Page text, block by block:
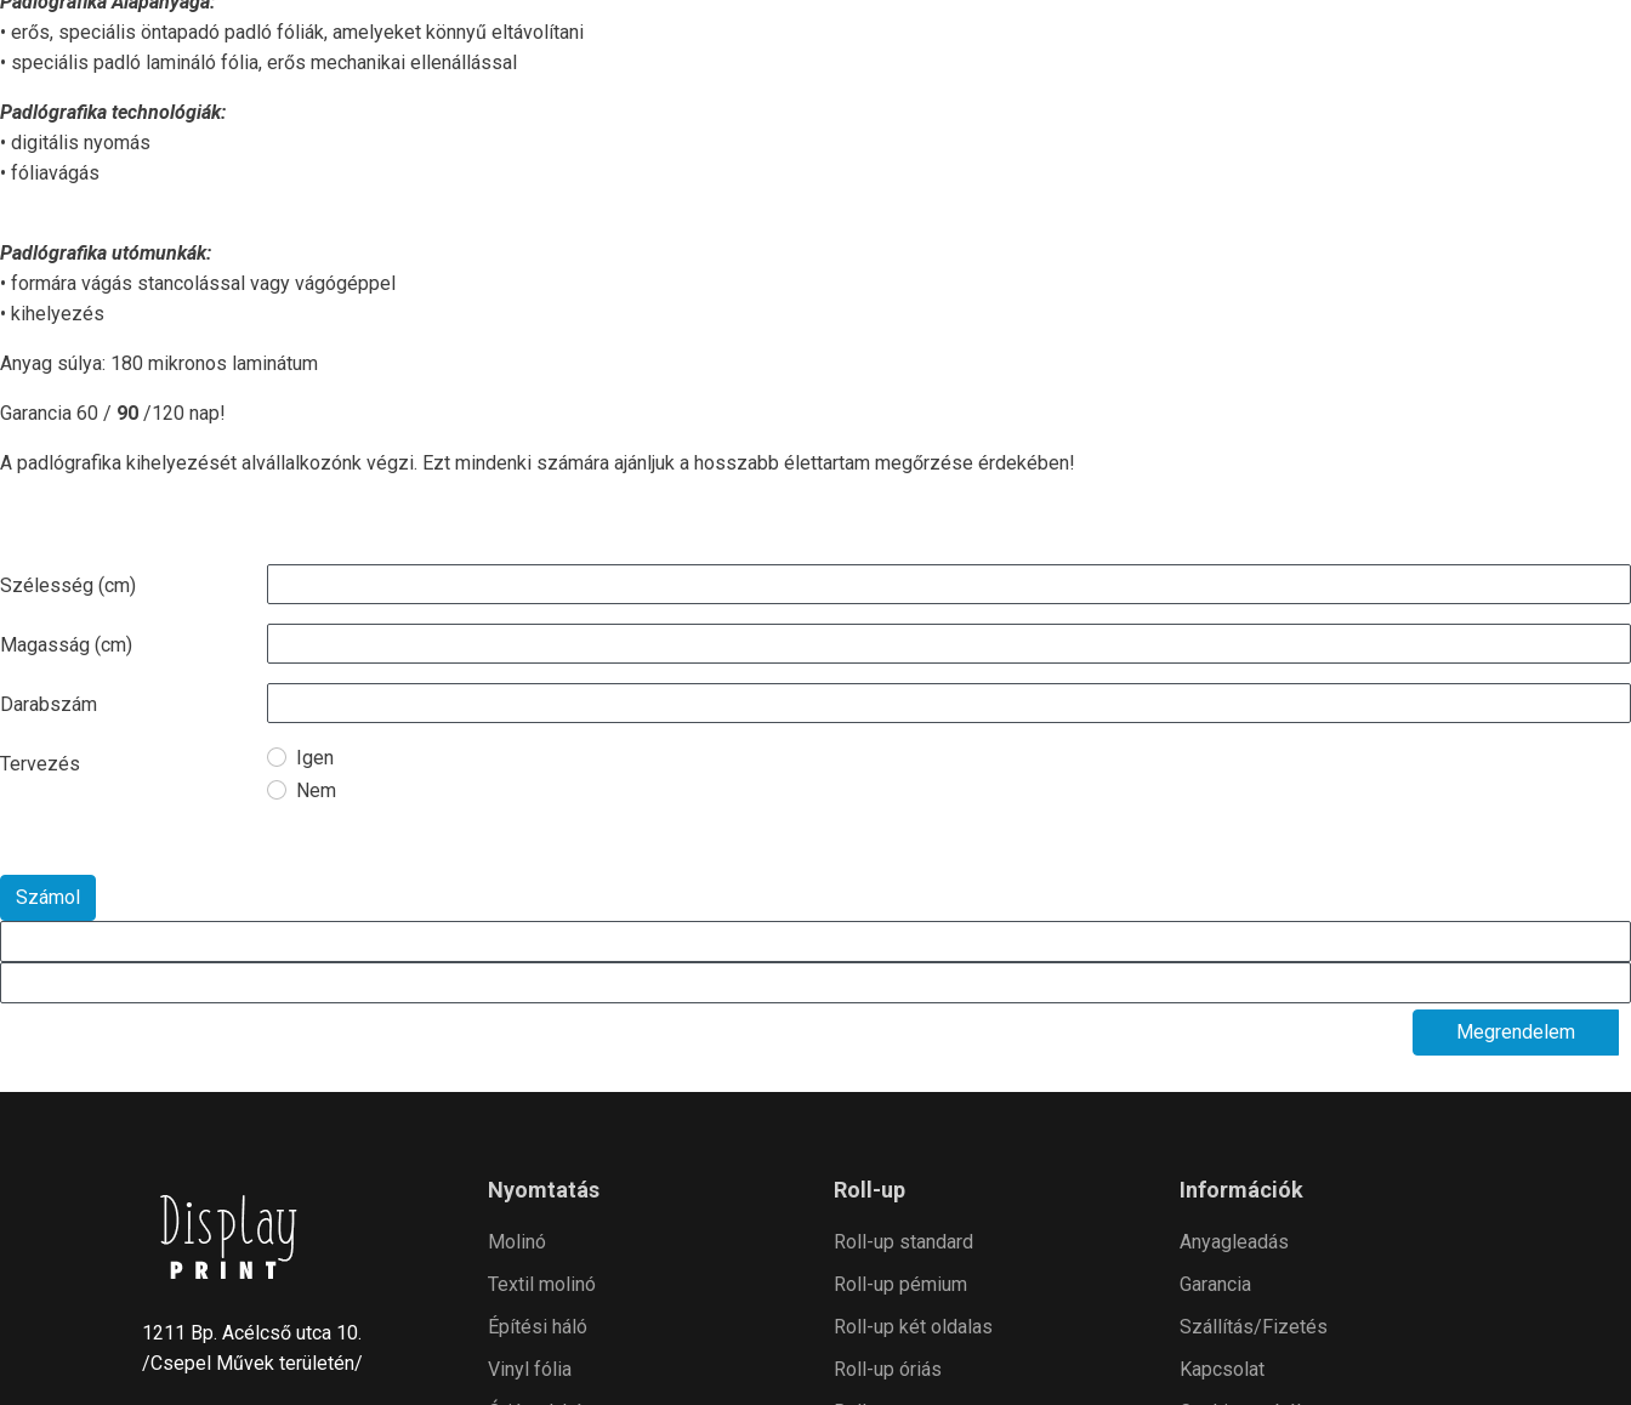
• erős, speciális öntapadó padló fóliák, amelyeket könnyű eltávolítani
• speciális padló lamináló fólia, erős mechanikai ellenállással
Padlógrafika technológiák:
• digitális nyomás
• fóliavágás
Padlógrafika utómunkák:
• formára vágás stancolással vagy vágógéppel
• kihelyezés
Anyag súlya: 180 mikronos laminátum
Garancia 60 / 90 /120 nap!
A padlógrafika kihelyezését alvállalkozónk végzi. Ezt mindenki számára ajánljuk a hosszabb élettartam megőrzése érdekében!
Szélesség (cm)
Magasság (cm)
Darabszám
Tervezés
Igen
Nem
Megrendelem
1211 Bp. Acélcső utca 10.
/Csepel Művek területén/
Nyomtatás
Molinó
Textil molinó
Építési háló
Vinyl fólia
Roll-up
Roll-up standard
Roll-up pémium
Roll-up két oldalas
Roll-up óriás
Információk
Anyagleadás
Garancia
Szállítás/Fizetés
Kapcsolat